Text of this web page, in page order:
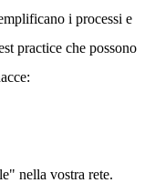
i processi e
practice che possono
nella vostra rete.